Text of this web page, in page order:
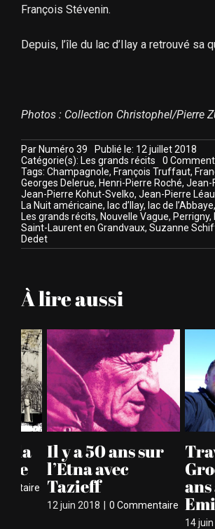
François Stévenin.
Depuis, l’île du lac d’Ilay a retrouvé sa
Photos : Collection Christophel/Pierre
Par Numéro 39
Publié le: 12 juillet 2018
Catégorie(s): Les grands récits 0
Tags: Champagnole, François Truffaut,
Georges Delerue, Henri-Pierre Roché, Jean-
Jean-Pierre Kohut-Svelko, Jean-Pierre
La Nuit américaine, lac d’Ilay, lac de l’Abbaye,
Les grands récits, Nouvelle Vague, Perrigny,
Saint-Laurent en Grandvaux, Suzanne
Dedet
À lire aussi
Il y a 50 ans sur
l’Etna avec
Tazieff
12 juin 2018 | 0 Commentaire
ans
Emile
14 juin 2017